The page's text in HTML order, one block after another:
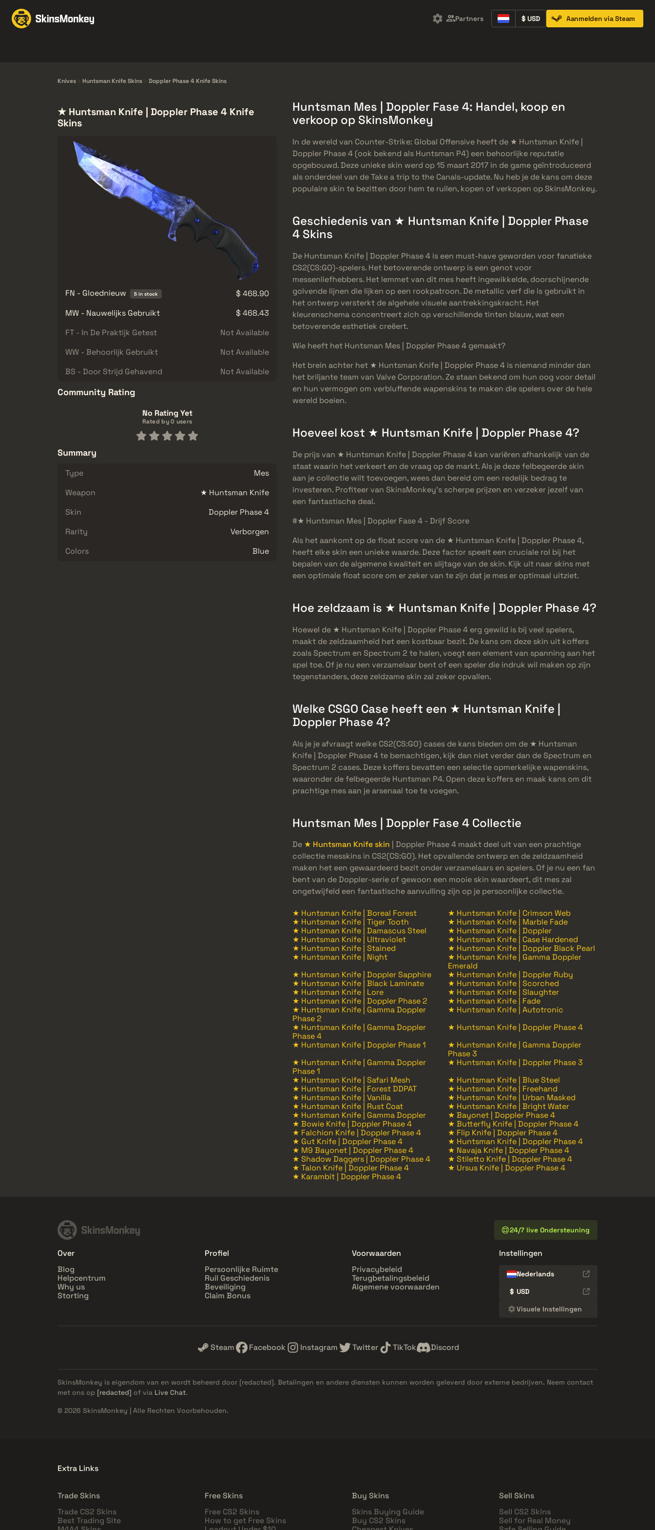
Partners $ USD Aanmelden via Steam
Knives Huntsman Knife Skins Doppler Phase 4 Knife Skins
★ Huntsman Knife | Doppler Phase 4 Knife
Skins
FN - Gloednieuw 5 in stock
$ 468.90
MW - Nauwelijks Gebruikt
$ 468.43
FT - In De Praktijk Getest
Not Available
WW - Behoorlijk Gebruikt
Not Available
BS - Door Strijd Gehavend
Not Available
Community Rating
No Rating Yet
Rated by 0 users
Summary
Type
Mes
Weapon
★ Huntsman Knife
Skin
Doppler Phase 4
Rarity
Verborgen
Colors
Blue
Huntsman Mes | Doppler Fase 4: Handel, koop en
verkoop op SkinsMonkey
In de wereld van Counter-Strike: Global Offensive heeft de ★ Huntsman Knife |
Doppler Phase 4 (ook bekend als Huntsman P4) een behoorlijke reputatie
opgebouwd. Deze unieke skin werd op 15 maart 2017 in de game geïntroduceerd
als onderdeel van de Take a trip to the Canals-update. Nu heb je de kans om deze
populaire skin te bezitten door hem te ruilen, kopen of verkopen op SkinsMonkey.
Geschiedenis van ★ Huntsman Knife | Doppler Phase
4 Skins
De Huntsman Knife | Doppler Phase 4 is een must-have geworden voor fanatieke
CS2(CS:GO)-spelers. Het betoverende ontwerp is een genot voor
messenliefhebbers. Het lemmet van dit mes heeft ingewikkelde, doorschijnende
golvende lijnen die lijken op een rookpatroon. De metallic verf die is gebruikt in
het ontwerp versterkt de algehele visuele aantrekkingskracht. Het
kleurenschema concentreert zich op verschillende tinten blauw, wat een
betoverende esthetiek creëert.
Wie heeft het Huntsman Mes | Doppler Phase 4 gemaakt?
Het brein achter het ★ Huntsman Knife | Doppler Phase 4 is niemand minder dan
het briljante team van Valve Corporation. Ze staan bekend om hun oog voor detail
en hun vermogen om verbluffende wapenskins te maken die spelers over de hele
wereld boeien.
Hoeveel kost ★ Huntsman Knife | Doppler Phase 4?
De prijs van ★ Huntsman Knife | Doppler Phase 4 kan variëren afhankelijk van de
staat waarin het verkeert en de vraag op de markt. Als je deze felbegeerde skin
aan je collectie wilt toevoegen, wees dan bereid om een redelijk bedrag te
investeren. Profiteer van SkinsMonkey’s scherpe prijzen en verzeker jezelf van
een fantastische deal.
#★ Huntsman Mes | Doppler Fase 4 - Drijf Score
Als het aankomt op de float score van de ★ Huntsman Knife | Doppler Phase 4,
heeft elke skin een unieke waarde. Deze factor speelt een cruciale rol bij het
bepalen van de algemene kwaliteit en slijtage van de skin. Kijk uit naar skins met
een optimale float score om er zeker van te zijn dat je mes er optimaal uitziet.
Hoe zeldzaam is ★ Huntsman Knife | Doppler Phase 4?
Hoewel de ★ Huntsman Knife | Doppler Phase 4 erg gewild is bij veel spelers,
maakt de zeldzaamheid het een kostbaar bezit. De kans om deze skin uit koffers
zoals Spectrum en Spectrum 2 te halen, voegt een element van spanning aan het
spel toe. Of je nu een verzamelaar bent of een speler die indruk wil maken op zijn
tegenstanders, deze zeldzame skin zal zeker opvallen.
Welke CSGO Case heeft een ★ Huntsman Knife |
Doppler Phase 4?
Als je je afvraagt welke CS2(CS:GO) cases de kans bieden om de ★ Huntsman
Knife | Doppler Phase 4 te bemachtigen, kijk dan niet verder dan de Spectrum en
Spectrum 2 cases. Deze koffers bevatten een selectie opmerkelijke wapenskins,
waaronder de felbegeerde Huntsman P4. Open deze koffers en maak kans om dit
prachtige mes aan je arsenaal toe te voegen.
Huntsman Mes | Doppler Fase 4 Collectie
De ★ Huntsman Knife skin | Doppler Phase 4 maakt deel uit van een prachtige
collectie messkins in CS2(CS:GO). Het opvallende ontwerp en de zeldzaamheid
maken het een gewaardeerd bezit onder verzamelaars en spelers. Of je nu een fan
bent van de Doppler-serie of gewoon een mooie skin waardeert, dit mes zal
ongetwijfeld een fantastische aanvulling zijn op je persoonlijke collectie.
★ Huntsman Knife | Boreal Forest
★ Huntsman Knife | Crimson Web
★ Huntsman Knife | Tiger Tooth
★ Huntsman Knife | Marble Fade
★ Huntsman Knife | Damascus Steel
★ Huntsman Knife | Doppler
★ Huntsman Knife | Ultraviolet
★ Huntsman Knife | Case Hardened
★ Huntsman Knife | Stained
★ Huntsman Knife | Doppler Black Pearl
★ Huntsman Knife | Night
★ Huntsman Knife | Gamma Doppler
Emerald
★ Huntsman Knife | Doppler Sapphire
★ Huntsman Knife | Doppler Ruby
★ Huntsman Knife | Black Laminate
★ Huntsman Knife | Scorched
★ Huntsman Knife | Lore
★ Huntsman Knife | Slaughter
★ Huntsman Knife | Doppler Phase 2
★ Huntsman Knife | Fade
★ Huntsman Knife | Gamma Doppler
Phase 2
★ Huntsman Knife | Autotronic
★ Huntsman Knife | Gamma Doppler
Phase 4
★ Huntsman Knife | Doppler Phase 4
★ Huntsman Knife | Doppler Phase 1
★ Huntsman Knife | Gamma Doppler
Phase 3
★ Huntsman Knife | Gamma Doppler
Phase 1
★ Huntsman Knife | Doppler Phase 3
★ Huntsman Knife | Safari Mesh
★ Huntsman Knife | Blue Steel
★ Huntsman Knife | Forest DDPAT
★ Huntsman Knife | Freehand
★ Huntsman Knife | Vanilla
★ Huntsman Knife | Urban Masked
★ Huntsman Knife | Rust Coat
★ Huntsman Knife | Bright Water
★ Huntsman Knife | Gamma Doppler
★ Bayonet | Doppler Phase 4
★ Bowie Knife | Doppler Phase 4
★ Butterfly Knife | Doppler Phase 4
★ Falchion Knife | Doppler Phase 4
★ Flip Knife | Doppler Phase 4
★ Gut Knife | Doppler Phase 4
★ Huntsman Knife | Doppler Phase 4
★ M9 Bayonet | Doppler Phase 4
★ Navaja Knife | Doppler Phase 4
★ Shadow Daggers | Doppler Phase 4
★ Stiletto Knife | Doppler Phase 4
★ Talon Knife | Doppler Phase 4
★ Ursus Knife | Doppler Phase 4
★ Karambit | Doppler Phase 4
24/7 live Ondersteuning
Over
Blog
Helpcentrum
Why us
Storting
Profiel
Persoonlijke Ruimte
Ruil Geschiedenis
Beveiliging
Claim Bonus
Voorwaarden
Privacybeleid
Terugbetalingsbeleid
Algemene voorwaarden
Instellingen
Nederlands
$ USD
Visuele Instellingen
Steam Facebook Instagram Twitter TikTok Discord
SkinsMonkey is eigendom van en wordt beheerd door [redacted]. Betalingen en andere diensten kunnen worden geleverd door externe bedrijven. Neem contact
met ons op [redacted] of via Live Chat.
© 2026 SkinsMonkey | Alle Rechten Voorbehouden.
Extra Links
Trade Skins
Trade CS2 Skins
Best Trading Site
Free Skins
Free CS2 Skins
How to get Free Skins
Buy Skins
Skins Buying Guide
Buy CS2 Skins
Sell Skins
Sell CS2 Skins
Sell for Real Money